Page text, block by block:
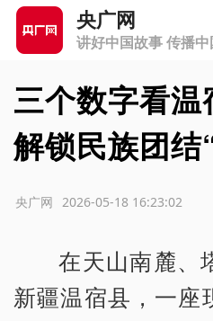
央广网
讲好中国故事 传播
三个数字看
解锁民族团结
2026-05-18 16:23:02
央广网
在天山南麓、
新疆温宿县，一座